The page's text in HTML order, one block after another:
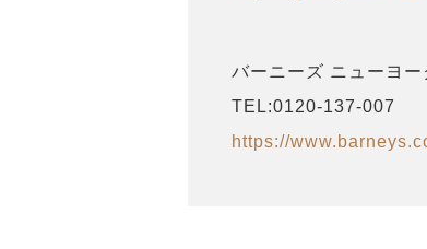
バーニーズ ニューヨ
TEL:0120-137-007
https://